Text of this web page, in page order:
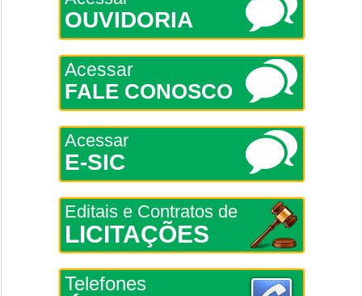
OUVIDORIA
Acessar
FALE CONOSCO
Acessar
E-SIC
Editais e Contratos de
LICITAÇÕES
Telefones